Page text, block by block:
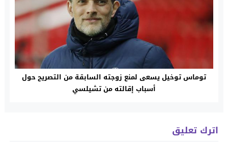
توماس توخيل يسعى لمنع زوجته السابقة من التصريح حول
أسباب إقالته من تشيلسي
اترك تعليق